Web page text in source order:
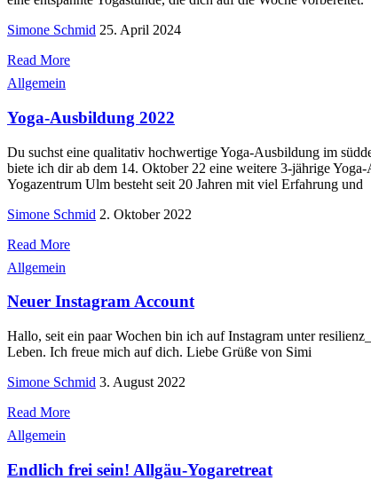
Simone Schmid 25. April 2024
Read More
Allgemein
Yoga-Ausbildung 2022
Du suchst eine qualitativ hochwertige Yoga-Ausbildung im
biete ich dir ab dem 14. Oktober 22 eine weitere 3-jährige
Yogazentrum Ulm besteht seit 20 Jahren mit viel Erfahrung und
Simone Schmid 2. Oktober 2022
Read More
Allgemein
Neuer Instagram Account
Hallo, seit ein paar Wochen bin ich auf Instagram unter
Leben. Ich freue mich auf dich. Liebe Grüße von Simi
Simone Schmid 3. August 2022
Read More
Allgemein
Endlich frei sein! Allgäu-Yogaretreat